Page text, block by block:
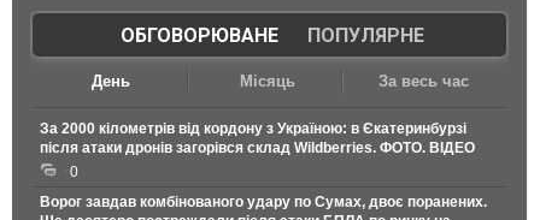
ОБГОВОРЮВАНЕ| ПОПУЛЯРНЕ
День Місяць За весь час
За 2000 кілометрів від кордону з Україною: в Єкатеринбурзі
після атаки дронів загорівся склад Wildberries. ФОТО. ВІДЕО
0
Ворог завдав комбінованого удару по Сумах, двоє поранених.